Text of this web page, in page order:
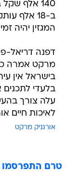
המגזין יהיה
דפנה דריאל-
מרקט אמרה
בישראל אין
בלעדי לתכנים
עלה צורך
לאיכות חיים
אורגניק מרקט
טרם התפרסמו